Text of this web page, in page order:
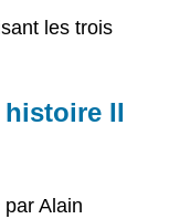
les trois
histoire II
par Alain